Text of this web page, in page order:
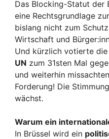
Das Blocking-Statut der
eine Rechtsgrundlage
bislang nicht zum
Wirtschaft und
Und kürzlich votierte
UN zum 31sten Mal
und weiterhin
Forderung! Die
wächst.
Warum ein
In Brüssel wird ein